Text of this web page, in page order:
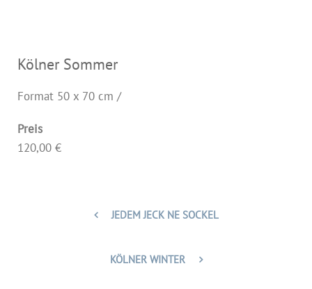
Kölner Sommer
Format 50 x 70 cm /
Preis
120,00 €
JEDEM JECK NE SOCKEL
KÖLNER WINTER